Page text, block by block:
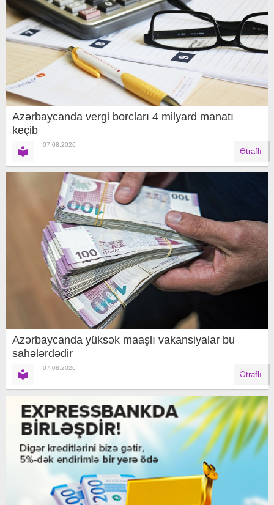
Azərbaycanda vergi borcları 4 milyard manatı
keçib
07.08.2026
Ətraflı
Azərbaycanda yüksək maaşlı vakansiyalar bu
sahələrdədir
07.08.2026
Ətraflı